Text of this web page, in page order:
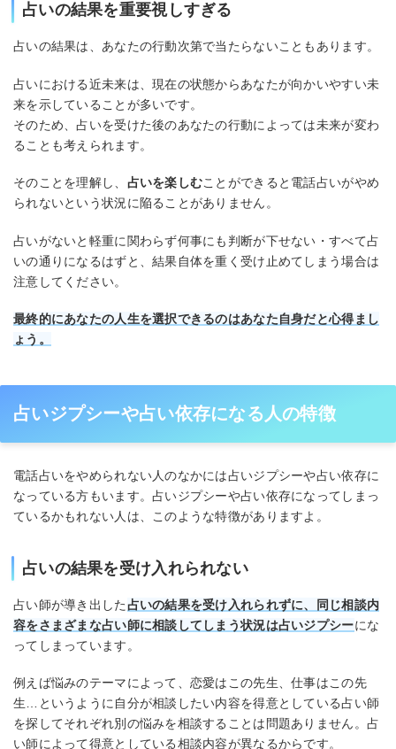
占いの結果を重要視しすぎる
占いの結果は、あなたの行動次第で当たらないこともあります。
占いにおける近未来は、現在の状態からあなたが向かいやすい未
来を示していることが多いです。
そのため、占いを受けた後のあなたの行動によっては未来が変わ
ることも考えられます。
そのことを理解し、 占いを楽しむことができると電話占いがやめ
られないという状況に陥ることがありません。
占いがないと軽重に関わらず何事にも判断が下せない・すべて占
いの通りになるはずと、結果自体を重く受け止めてしまう場合は
注意してください。
最終的にあなたの人生を選択できるのはあなた自身だと心得まし
ょう。
占いジプシーや占い依存になる人の特徴
電話占いをやめられない人のなかには占いジプシーや占い依存に
なっている方もいます。占いジプシーや占い依存になってしまっ
ているかもれない人は、このような特徴がありますよ。
占いの結果を受け入れられない
占い師が導き出した占いの結果を受け入れられずに、同じ相談内
容をさまざまな占い師に相談してしまう状況は占いジプシーにな
ってしまっています。
例えば悩みのテーマによって、恋愛はこの先生、仕事はこの先
生…というように自分が相談したい内容を得意としている占い師
を探してそれぞれ別の悩みを相談することは問題ありません。占
い師によって得意としている相談内容が異なるからです。